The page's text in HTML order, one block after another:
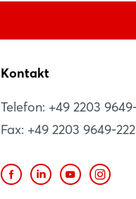
Kontakt
Telefon: +49 2203
Fax: +49 2203 9649-222